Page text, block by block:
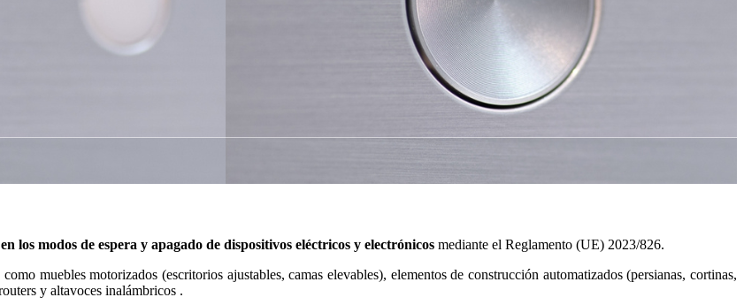
los modos de espera y apagado de dispositivos eléctricos y electrónicos mediante el Reglamento (UE) 2023/826.
muebles motorizados (escritorios ajustables, camas elevables), elementos de construcción automatizados (persianas, cortinas,
y altavoces inalámbricos .